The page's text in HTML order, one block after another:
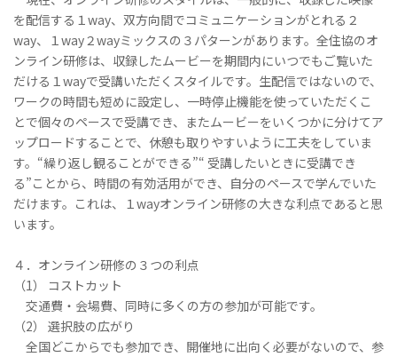
を配信する１way、双方向間でコミュニケーションがとれる２
way、１way２wayミックスの３パターンがあります。全住協のオ
ンライン研修は、収録したムービーを期間内にいつでもご覧いた
だける１wayで受講いただくスタイルです。生配信ではないので、
ワークの時間も短めに設定し、一時停止機能を使っていただくこ
とで個々のペースで受講でき、またムービーをいくつかに分けてア
ップロードすることで、休憩も取りやすいように工夫をしていま
す。“繰り返し観ることができる”“ 受講したいときに受講でき
る”ことから、時間の有効活用ができ、自分のペースで学んでいた
だけます。これは、１wayオンライン研修の大きな利点であると思
います。
４．オンライン研修の３つの利点
（1） コストカット
交通費・会場費、同時に多くの方の参加が可能です。
（2） 選択肢の広がり
全国どこからでも参加でき、開催地に出向く必要がないので、参